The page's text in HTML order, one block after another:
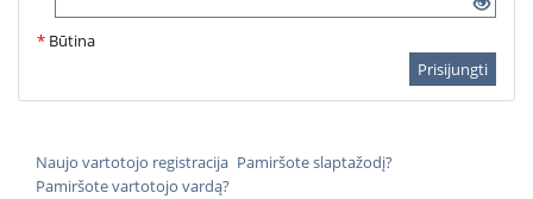
* Būtina
Prisijungti
Naujo vartotojo registracija Pamiršote slaptažodį?
Pamiršote vartotojo vardą?